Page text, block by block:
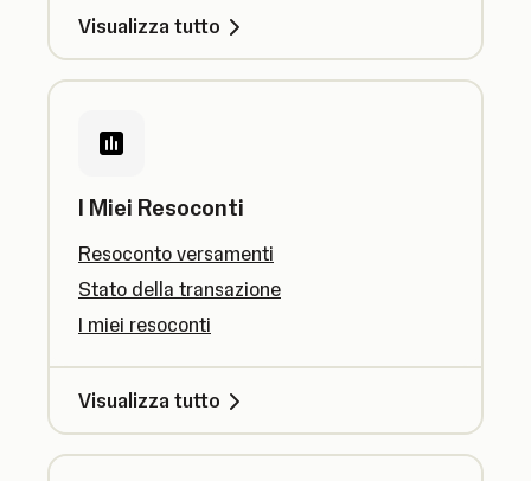
Visualizza tutto
I Miei Resoconti
Resoconto versamenti
Stato della transazione
I miei resoconti
Visualizza tutto